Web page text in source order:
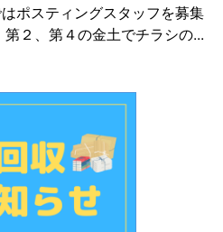
ポスティングスタッフを募集
２、第４の金土でチラシの...